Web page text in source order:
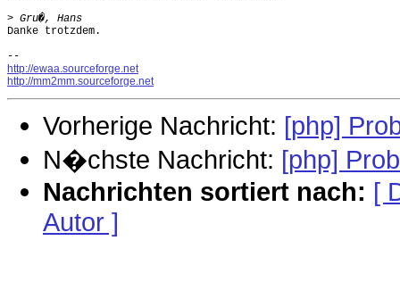
>
Danke trotzdem.
http://ewaa.sourceforge.net
http://mm2mm.sourceforge.net
Vorherige Nachricht: [php]
N�chste Nachricht: [php]
Nachrichten sortiert nach: [
Autor ]